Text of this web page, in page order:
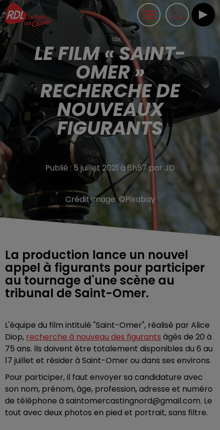
LE FILM « SAINT-
OMER »
RECHERCHE DE
NOUVEAUX
FIGURANTS
Publié : 5 juillet 2021 à 6h57 par JD
Crédit image:©Pixabay
La production lance un nouvel
appel à figurants pour participer
au tournage d'une scène au
tribunal de Saint-Omer.
L'équipe du film intitulé "Saint-Omer", réalisé par Alice
Diop, recherche à nouveau des figurants âgés de 20 à
75 ans. Ils doivent être totalement disponibles du 6 au
17 juillet et résider à Saint-Omer ou dans ses environs.
Pour participer, il faut envoyer sa candidature avec
son nom, prénom, âge, profession, adresse et numéro
de téléphone à saintomercastingnord@gmail.com. Le
tout avec deux photos en pied et portrait, sans filtre.